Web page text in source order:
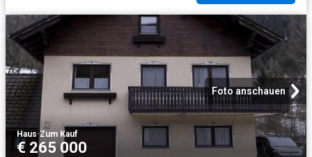
Foto anschauen
Haus·Zum Kauf
€ 265 000